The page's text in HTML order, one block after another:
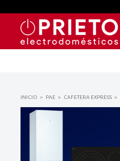
INICIO PAE CAFETERA EXPRESS